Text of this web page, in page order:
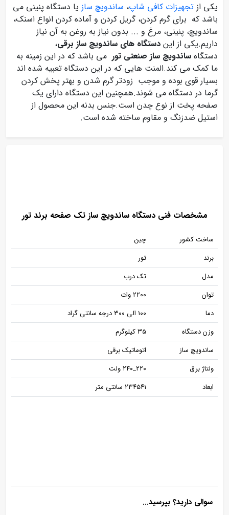
یکی از تجهیزات کافی شاپ، ساندویچ ساز یا دستگاه پنینی می
باشد که برای گرم کردن، گریل کردن و آماده کردن انواع اسنک،
ساندویچ، پنینی، مرغ و ... بدون نیاز به روغن به آن نیاز
داریم.یکی از این دستگاه های ساندویچ ساز برقی،
دستگاه ساندویچ ساز صنعتی تور می باشد که در این زمینه به
ما کمک می کند.المنت هایی که در این دستگاه تعبیه شده اند
بسیار قوی بوده و موجب زودتر گرم شدن و بهتر پخش کردن
گرما در دستگاه می شوند.همچنین این دستگاه دارای یک
صفحه پخت از نوع چدن است.جنس بدنه این محصول از
استیل ضدزنگ و مقاوم ساخته شده است.
مشخصات فنی دستگاه ساندویچ ساز تک صفحه برند تور
ساخت کشور
چین
برند
تور
مدل
تک درب
توان
۲۲۰۰ وات
دما
۱۰۰ الی ۳۰۰ درجه سانتی گراد
وزن دستگاه
۳۵ کیلوگرم
ساندویچ ساز
اتوماتیک برقی
ولتاژ برق
۲۲۰_۲۴۰ ولت
ابعاد
۲۳۴۵۴۱ سانتی متر
سوالی دارید؟ بپرسید...